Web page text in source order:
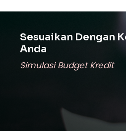
Sesuaikan Dengan
Anda
Simulasi Budget Kredit